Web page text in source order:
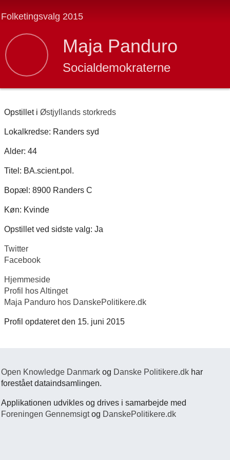
Folketingsvalg 2015
Maja Panduro
Socialdemokraterne
Opstillet i Østjyllands storkreds
Lokalkredse: Randers syd
Alder: 44
Titel: BA.scient.pol.
Bopæl: 8900 Randers C
Køn: Kvinde
Opstillet ved sidste valg: Ja
Twitter
Facebook
Hjemmeside
Profil hos Altinget
Maja Panduro hos DanskePolitikere.dk
Profil opdateret den 15. juni 2015
Open Knowledge Danmark og Danske Politikere.dk har
forestået dataindsamlingen.
Applikationen udvikles og drives i samarbejde med
Foreningen Gennemsigtog DanskePolitikere.dk